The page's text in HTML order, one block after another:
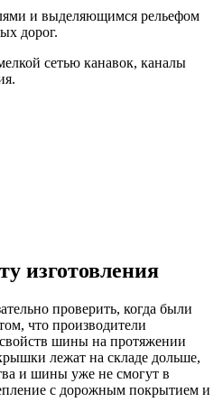
и выделяющимся рельефом
дорог.
сетью канавок, каналы
изготовления
проверить, когда были
что производители
шины на протяжении
лежат на складе дольше,
и шины уже не смогут в
с дорожным покрытием и